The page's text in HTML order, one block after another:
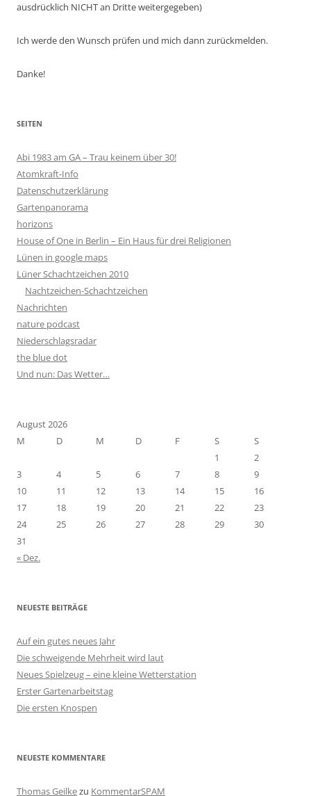
ausdrücklich NICHT an Dritte weitergegeben)
Ich werde den Wunsch prüfen und mich dann zurückmelden.
Danke!
SEITEN
Abi 1983 am GA – Trau keinem über 30!
Atomkraft-Info
Datenschutzerklärung
Gartenpanorama
horizons
House of One in Berlin – Ein Haus für drei Religionen
Lünen in google maps
Lüner Schachtzeichen 2010
Nachtzeichen-Schachtzeichen
Nachrichten
nature podcast
Niederschlagsradar
the blue dot
Und nun: Das Wetter…
August 2026
M
D M D F S
S
1
2
3
4 5 6 7 8
9
10
11 12 13 14 15
16
17
18 19 20 21 22
23
24
25 26 27 28 29
30
31
« Dez.
NEUESTE BEITRÄGE
Auf ein gutes neues Jahr
Die schweigende Mehrheit wird laut
Neues Spielzeug – eine kleine Wetterstation
Erster Gartenarbeitstag
Die ersten Knospen
NEUESTE KOMMENTARE
Thomas Geilkezu KommentarSPAM